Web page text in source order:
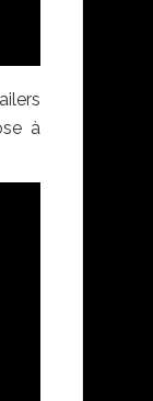
à